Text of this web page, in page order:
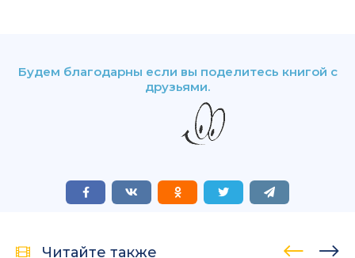
Будем благодарны если вы поделитесь книгой с
друзьями.
Читайте также